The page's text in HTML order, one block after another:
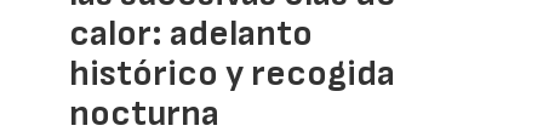
calor: adelanto
histórico y recogida
nocturna